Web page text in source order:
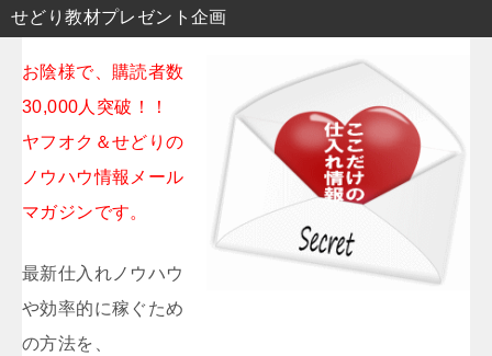
せどり教材プレゼント企画
お陰様で、購読者数
30,000人突破！！
ヤフオク＆せどりの
ノウハウ情報メール
マガジンです。
最新仕入れノウハウ
や効率的に稼ぐため
の方法を、